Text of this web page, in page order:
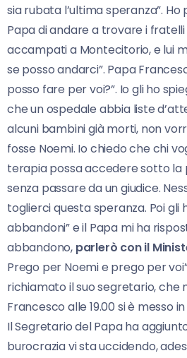
sia rubata l’ultima speranza”.
Papa di andare a trovare i fratelli
accampati a Montecitorio, e lui
se posso andarci”. Papa
posso fare per voi?”. Io gli ho
che un ospedale abbia liste
alcuni bambini già morti, non
fosse Noemi. Io chiedo che chi
terapia possa accedere sotto la
senza passare da un giudice.
toglierci questa speranza. Poi gli
abbandoni” e il Papa mi ha
abbandono, parlerò con il
Prego per Noemi e prego per
richiamato il suo segretario, che
Francesco alle 19.00 si è messo
Il Segretario del Papa ha
burocrazia vi sta uccidendo,